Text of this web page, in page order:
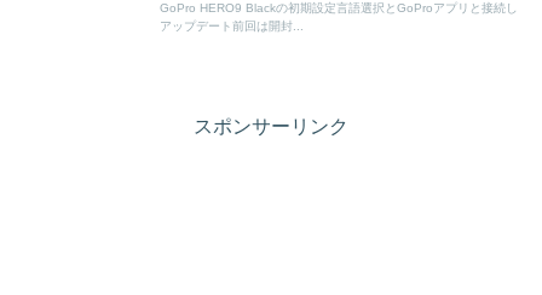
GoPro HERO9 Blackの初期設定言語選択とGoProアプリと接続し
アップデート前回は開封...
スポンサーリンク